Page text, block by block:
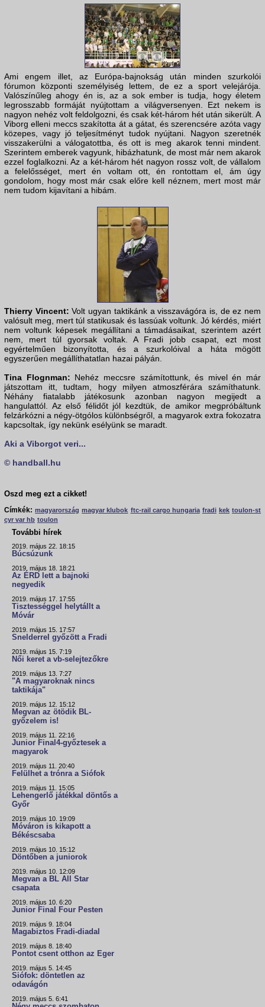
Ami engem illet, az Európa-bajnokság után minden szurkolói
fórumon központi személyiség lettem, de ez a sport velejárója.
Valószínűleg ahogy én is, az a sok ember is tudja, hogy életem
legrosszabb formáját nyújtottam a világversenyen. Ezt nekem is
nagyon nehéz volt feldolgozni, és csak két-három hét után sikerült. A
Viborg elleni meccs szakította át a gátat, és szerencsére azóta vagy
közepes, vagy jó teljesítményt tudok nyújtani. Nagyon szeretnék
visszakerülni a válogatottba, és ott is meg akarok tenni mindent.
Szerintem emberek vagyunk, hibázhatunk, de most már nem akarok
ezzel foglalkozni. Az a két-három hét nagyon rossz volt, de vállalom
a felelősséget, mert én voltam ott, én rontottam el, ám úgy
gondolom, hogy most már csak előre kell néznem, mert most már
nem tudom kijavítani a hibám.
Thierry Vincent: Volt ugyan taktikánk a visszavágóra is, de ez nem
valósult meg, mert túl statikusak és lassúak voltunk. Jó kérdés, miért
nem voltunk képesek megállítani a támadásaikat, szerintem azért
nem, mert túl gyorsak voltak. A Fradi jobb csapat, ezt most
egyértelműen bizonyította, és a szurkolóival a háta mögött
egyszerűen megállíthatatlan hazai pályán.
Tina Flognman: Nehéz meccsre számítottunk, és mivel én már
játszottam itt, tudtam, hogy milyen atmoszférára számíthatunk.
Néhány fiatalabb játékosunk azonban nagyon megijedt a
hangulattól. Az első félidőt jól kezdtük, de amikor megpróbáltunk
felzárkózni a négy-ötgólos különbségről, a magyarok extra fokozatra
kapcsoltak, így nekünk esélyünk se maradt.
Aki a Viborgot veri...
© handball.hu
Oszd meg ezt a cikket!
Címkék: magyarország magyar klubok ftc-rail cargo hungaria fradi kek toulon-st
cyr var hb toulon
További hírek
2019. május 22. 18:15
Búcsúzunk
2019. május 18. 18:21
Az ÉRD lett a bajnoki
negyedik
2019. május 17. 17:55
Tisztességgel helytállt a
Móvár
2019. május 15. 17:57
Snelderrel győzött a Fradi
2019. május 15. 7:19
Női keret a vb-selejtezőkre
2019. május 13. 7:27
"A magyaroknak nincs
taktikája"
2019. május 12. 15:12
Megvan az ötödik BL-
győzelem is!
2019. május 11. 22:16
Junior Final4-győztesek a
magyarok
2019. május 11. 20:40
Felülhet a trónra a Siófok
2019. május 11. 15:05
Lehengerlő játékkal döntős a
Győr
2019. május 10. 19:09
Móváron is kikapott a
Békéscsaba
2019. május 10. 15:12
Döntőben a juniorok
2019. május 10. 12:09
Megvan a BL All Star
csapata
2019. május 10. 6:20
Junior Final Four Pesten
2019. május 9. 18:04
Magabiztos Fradi-diadal
2019. május 8. 18:40
Pontot csent otthon az Eger
2019. május 5. 14:45
Siófok: döntetlen az
odavágón
2019. május 5. 6:41